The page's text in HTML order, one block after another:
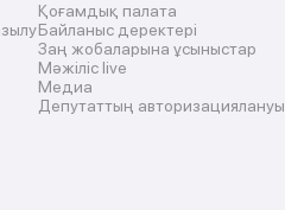
Қоғамдық палата
Байланыс деректері
Заң жобаларына ұсыныстар
Мәжіліс live
Медиа
Депутаттың авторизациялануы